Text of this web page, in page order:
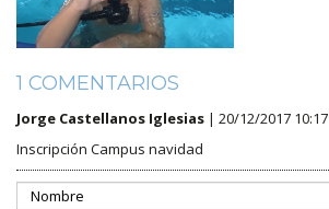
1 COMENTARIOS
Jorge Castellanos Iglesias | 20/12/2017 10:17
Inscripción Campus navidad